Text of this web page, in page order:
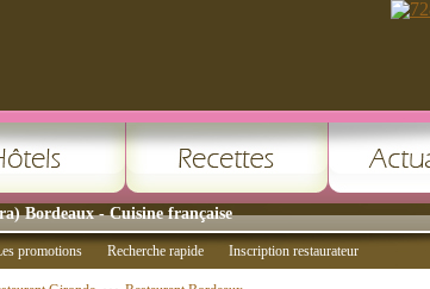
Bordeaux - Cuisine française
promotions Recherche rapide Inscription restaurateur